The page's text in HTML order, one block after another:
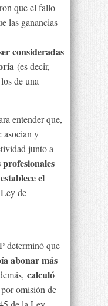
que el fallo
las ganancias
consideradas
(es decir,
de una
entender que,
asocian y
junto a
profesionales
el
de
determinó que
abonar más
calculó
por omisión de